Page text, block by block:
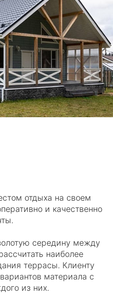
отдыха на своем
и качественно
середину между
наиболее
террасы. Клиенту
материала с
из них.